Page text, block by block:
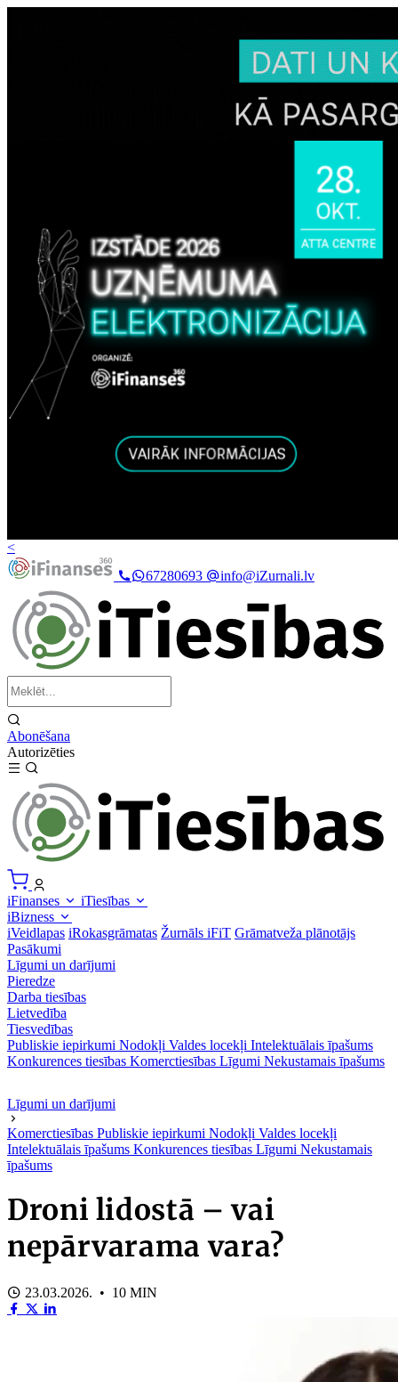
<
67280693
info@iZurnali.lv
Abonēšana
Autorizēties
iFinanses
iTiesības
iBizness
iVeidlapas iRokasgrāmatas Žurnāls iFiT Grāmatveža plānotājs
Pasākumi
Līgumi un darījumi
Pieredze
Darba tiesības
Lietvedība
Tiesvedības
Publiskie iepirkumi Nodokļi Valdes locekļi Intelektuālais īpašums
Konkurences tiesības Komerctiesības Līgumi Nekustamais īpašums
Līgumi un darījumi
Komerctiesības Publiskie iepirkumi Nodokļi Valdes locekļi
Intelektuālais īpašums Konkurences tiesības Līgumi Nekustamais
īpašums
Droni lidostā – vai
nepārvarama vara?
23.03.2026. • 10 MIN